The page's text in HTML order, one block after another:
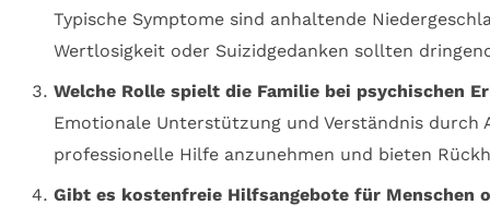
Typische Symptome sind anhaltende
Wertlosigkeit oder Suizidgedanken sollten
Welche Rolle spielt die Familie bei psychischen
Emotionale Unterstützung und Verständnis durch
professionelle Hilfe anzunehmen und bieten
Gibt es kostenfreie Hilfsangebote für Menschen